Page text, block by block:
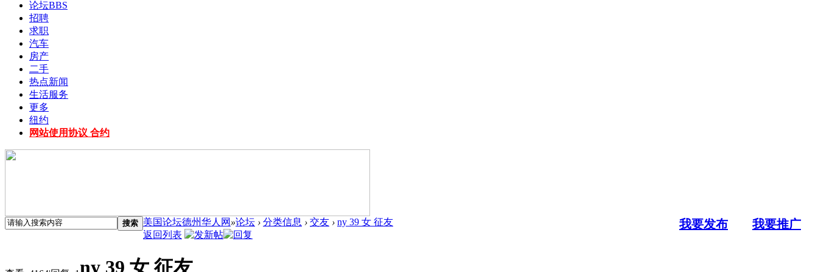
论坛BBS
招聘
求职
汽车
房产
二手
热点新闻
生活服务
更多
纽约
网站使用协议 合约
搜索 我要发布 我要推广
美国论坛德州华人网 »论坛 › 分类信息 › 交友 › ny 39 女 征友
返回列表
ny 39 女 征友